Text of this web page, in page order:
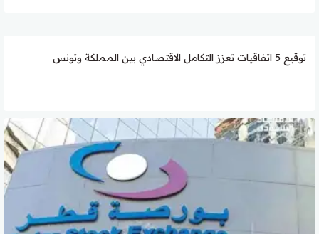
توقيع 5 اتفاقيات تعزز التكامل الاقتصادي بين المملكة وتونس